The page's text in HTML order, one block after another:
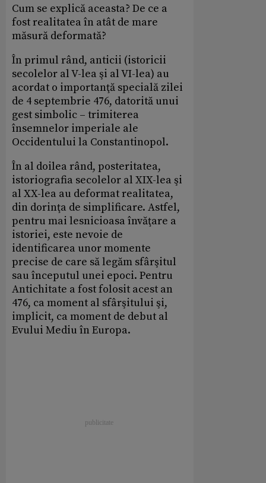
Cum se explică aceasta? De ce a
fost realitatea în atât de mare
măsură deformată?
În primul rând, anticii (istoricii
secolelor al V-lea şi al VI-lea) au
acordat o importanţă specială zilei
de 4 septembrie 476, datorită unui
gest simbolic – trimiterea
însemnelor imperiale ale
Occidentului la Constantinopol.
În al doilea rând, posteritatea,
istoriografia secolelor al XIX-lea şi
al XX-lea au deformat realitatea,
din dorinţa de simplificare. Astfel,
pentru mai lesnicioasa învăţare a
istoriei, este nevoie de
identificarea unor momente
precise de care să legăm sfârşitul
sau începutul unei epoci. Pentru
Antichitate a fost folosit acest an
476, ca moment al sfârşitului şi,
implicit, ca moment de debut al
Evului Mediu în Europa.